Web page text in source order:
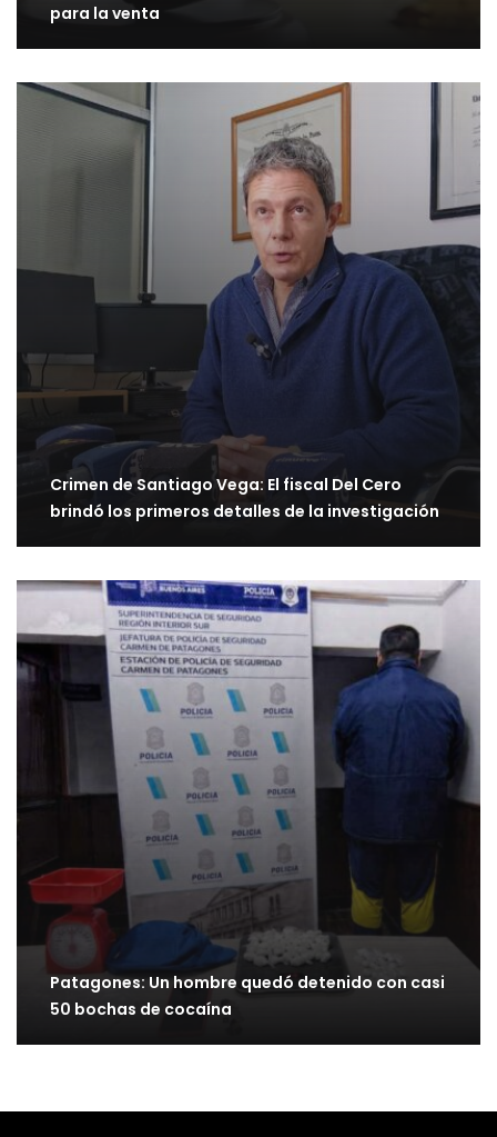
para la venta
Crimen de Santiago Vega: El fiscal Del Cero
brindó los primeros detalles de la investigación
Patagones: Un hombre quedó detenido con casi
50 bochas de cocaína